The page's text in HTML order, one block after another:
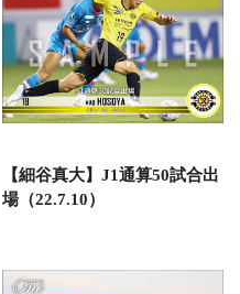
【細谷真大】J1通算50試合出
場（22.7.10）